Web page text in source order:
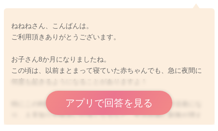
ねねねさん、こんばんは。
ご利用頂きありがとうございます。
お子さん8か月になりましたね。
この頃は、以前まとまって寝ていた赤ちゃんでも、急に夜間に
何度も起きるようになることがありますよ！
特にこの時期は、ずり這い、つかまり立ちなど発達が活発にな
り、人見知りや後追いが強くなるなど、生活自体に刺激が増え
ます。それにより脳内の興奮も生じやすく、睡眠のリズムが変
アプリで回答を見る